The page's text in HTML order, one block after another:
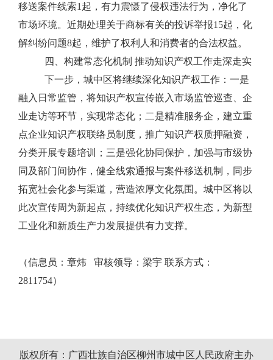
移送案件线索1起，有力震慑了侵权违法行为，净化了
市场环境。近期处理关于商标有关的投诉举报15起，化
解纠纷问题8起，维护了权利人和消费者的合法权益。
四、构建常态化机制 推动知识产权工作走深走实
下一步，城中区将继续深化知识产权工作：一是
融入日常监管，将知识产权宣传嵌入市场监管巡查、企
业走访等环节，实现常态化；二是精准服务企，建立重
点企业知识产权联络员制度，推广知识产权质押融资，
分类开展专题培训；三是强化协同保护，加强与市级协
同及部门间协作，健全线索通报与案件移送机制，同步
拓宽社会化参与渠道，营造浓厚文化氛围。城中区将以
此次宣传周为新起点，持续优化知识产权生态，为新型
工业化和新质生产力发展提供有力支撑。
（信息员：章炜 审核领导：梁宇 联系方式：
2811754）
版权所有：广西壮族自治区柳州市城中区人民政府主办